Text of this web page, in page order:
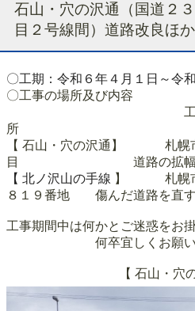
石山・穴の沢通（国道２
目２号線間）道路改良ほ
〇工期：令和６年４月１日～令
〇工事の場所及び内容
工事
所 工事
【 石山・穴の沢通】 札幌
目
道路の拡幅
【 北ノ沢山の手線 】 札幌
８１９番地 傷んだ道路を直す
工事期間中は何かとご迷惑をお
何卒宜しくお願
【 石山・穴